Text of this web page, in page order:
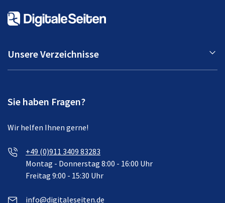
Unsere Verzeichnisse
Sie haben Fragen?
Wir helfen Ihnen gerne!
+49 (0)911 3409 83283
Montag - Donnerstag 8:00 - 16:00 Uhr
Freitag 9:00 - 15:30 Uhr
info@digitaleseiten.de